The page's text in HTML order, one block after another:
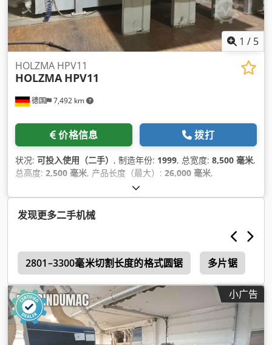
1 / 5
德国 7,492 km
HOLZMA HPV11
HOLZMA HPV11
价格信息 拨打
状况: 可投入使用（二手） , 制造年份: 1999, 总宽度: 8,500 毫米,
总高度: 2,500 毫米, 产品长度（最大）: 26,000 毫米,
发现更多二手机械
2801–3300毫米切割长度的格式圆锯 多片锯
小广告